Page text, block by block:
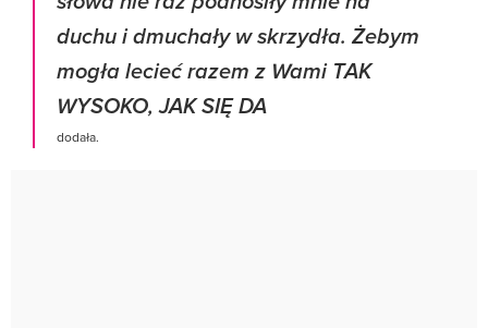
duchu i dmuchały w skrzydła. Żebym
mogła lecieć razem z Wami TAK
WYSOKO, JAK SIĘ DA
dodała.